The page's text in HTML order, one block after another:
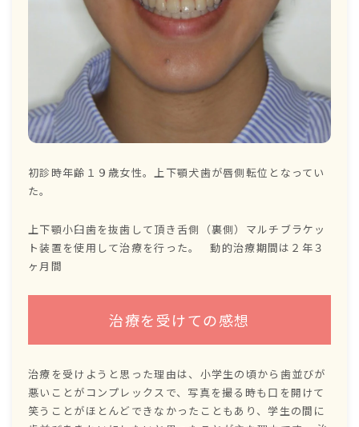
初診時年齢１９歳女性。上下顎犬歯が唇側転位となってい
た。
上下顎小臼歯を抜歯して頂き舌側（裏側）マルチブラケッ
ト装置を使用して治療を行った。 動的治療期間は２年３
ヶ月間
治療を受けての感想
治療を受けようと思った理由は、小学生の頃から歯並びが
悪いことがコンプレックスで、写真を撮る時も口を開けて
笑うことがほとんどできなかったこともあり、学生の間に